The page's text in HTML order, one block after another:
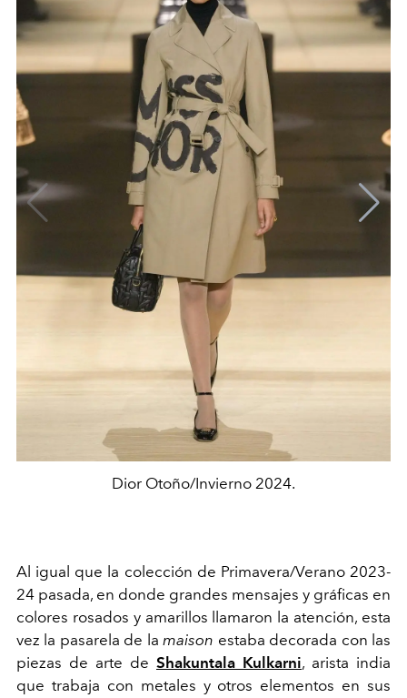
Dior Otoño/Invierno 2024.
Al igual que la colección de Primavera/Verano 2023-
24 pasada, en donde grandes mensajes y gráficas en
colores rosados y amarillos llamaron la atención, esta
vez la pasarela de lamaison estaba decorada con las
piezas de arte de Shakuntala Kulkarni, arista india
que trabaja con metales y otros elementos en sus